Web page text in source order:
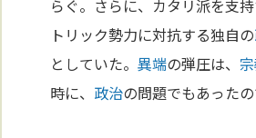
らぐ。さらに、カタリ派を支
トリック勢力に対抗する独自の
としていた。異端の弾圧は、
時に、 政治の問題でもあったの